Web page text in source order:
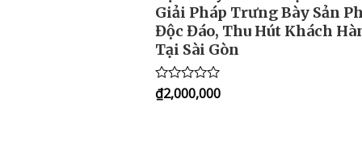
Giải Pháp Trưng Bày Sản
Độc Đáo, Thu Hút Khách
Tại Sài Gòn
Rated
0
₫2,000,000